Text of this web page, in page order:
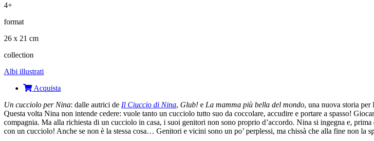
4+
format
26 x 21 cm
collection
Albi illustrati
Acquista
Un cucciolo per Nina: dalle autrici de Il Ciuccio di Nina, Glub! e La mamma più bella del mondo, una nuova storia
Questa volta Nina non intende cedere: vuole tanto un cucciolo tutto suo da coccolare, accudire e portare a spasso!
compagnia. Ma alla richiesta di un cucciolo in casa, i suoi genitori non sono proprio d’accordo. Nina si ingegna e,
con un cucciolo! Anche se non è la stessa cosa… Genitori e vicini sono un po’ perplessi, ma chissà che alla fine non la